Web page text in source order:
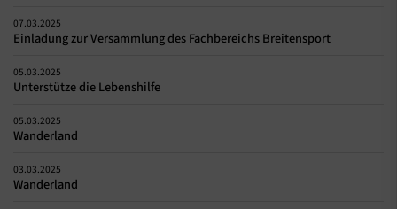
07.03.2025
Einladung zur Versammlung des Fachbereichs Breitensport
05.03.2025
Unterstütze die Lebenshilfe
05.03.2025
Wanderland
03.03.2025
Wanderland